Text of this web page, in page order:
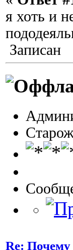
я хоть и
Записан
Re: